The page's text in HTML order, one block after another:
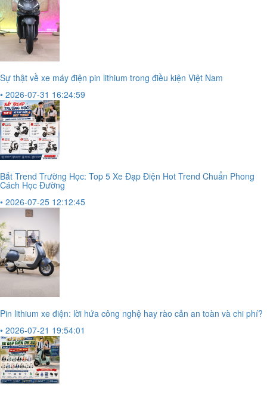
Sự thật về xe máy điện pin lithium trong điều kiện Việt Nam
• 2026-07-31 16:24:59
Bắt Trend Trường Học: Top 5 Xe Đạp Điện Hot Trend Chuẩn Phong
Cách Học Đường
• 2026-07-25 12:12:45
Pin lithium xe điện: lời hứa công nghệ hay rào cản an toàn và chi phí?
• 2026-07-21 19:54:01